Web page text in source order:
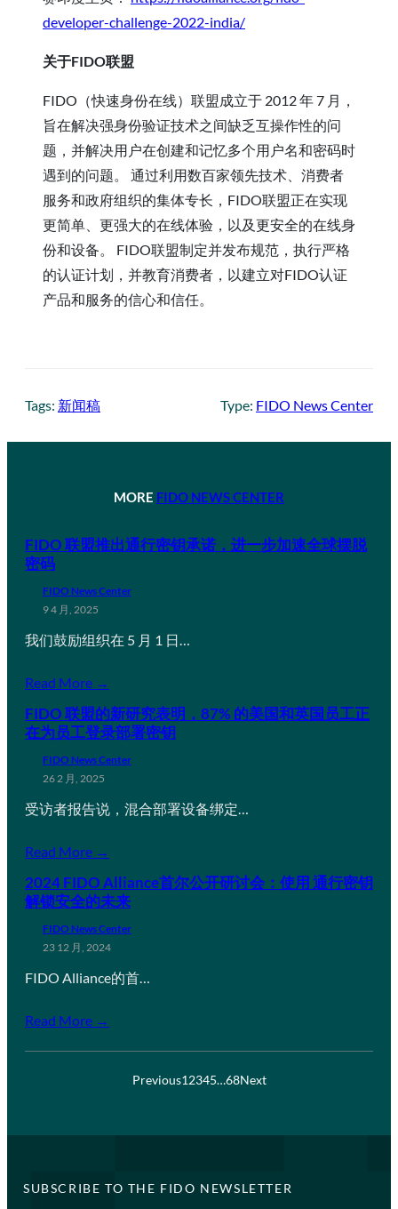
developer-challenge-2022-india/
关于FIDO联盟
FIDO（快速身份在线）联盟成立于 2012 年 7 月，
旨在解决强身份验证技术之间缺乏互操作性的问
题，并解决用户在创建和记忆多个用户名和密码时
遇到的问题。 通过利用数百家领先技术、消费者
服务和政府组织的集体专长，FIDO联盟正在实现
更简单、更强大的在线体验，以及更安全的在线身
份和设备。 FIDO联盟制定并发布规范，执行严格
的认证计划，并教育消费者，以建立对FIDO认证
产品和服务的信心和信任。
Tags: 新闻稿 Type: FIDO News Center
MORE FIDO NEWS CENTER
FIDO 联盟推出通行密钥承诺，进一步加速全球摆脱
密码
FIDO News Center
9 4 月, 2025
我们鼓励组织在 5 月 1 日…
Read More →
FIDO 联盟的新研究表明，87% 的美国和英国员工正
在为员工登录部署密钥
FIDO News Center
26 2 月, 2025
受访者报告说，混合部署设备绑定…
Read More →
2024 FIDO Alliance首尔公开研讨会：使用 通行密钥
解锁安全的未来
FIDO News Center
23 12 月, 2024
FIDO Alliance的首…
Read More →
Previous12345…68Next
SUBSCRIBE TO THE FIDO NEWSLETTER